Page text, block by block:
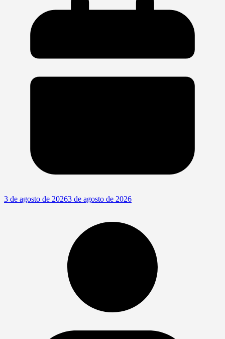
3 de agosto de 20263 de agosto de 2026